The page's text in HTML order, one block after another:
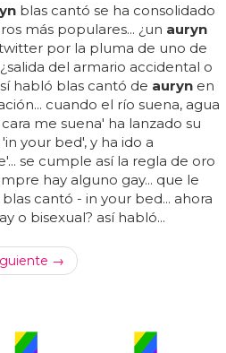
blas cantó se ha consolidado
más populares... ¿un auryn
por la pluma de uno de
del armario accidental o
habló blas cantó de auryn en
cuando el río suena, agua
me suena' ha lanzado su
your bed', y ha ido a
se cumple así la regla de oro
hay alguno gay... que le
cantó - in your bed... ahora
o bisexual? así habló...
→